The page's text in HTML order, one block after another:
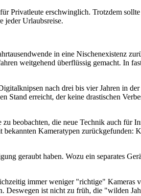
Privatleute erschwinglich. Trotzdem
jeder Urlaubsreise.
in eine Nischenexistenz
weitgehend überflüssig gemacht. In
nach drei bis vier Jahren in
erreicht, der keine drastischen
beobachten, die neue Technik auch für
Kameratypen zurückgefunden:
geraubt haben. Wozu ein separates
immer weniger "richtige" Kameras
Deswegen ist nicht zu früh, die "wilden